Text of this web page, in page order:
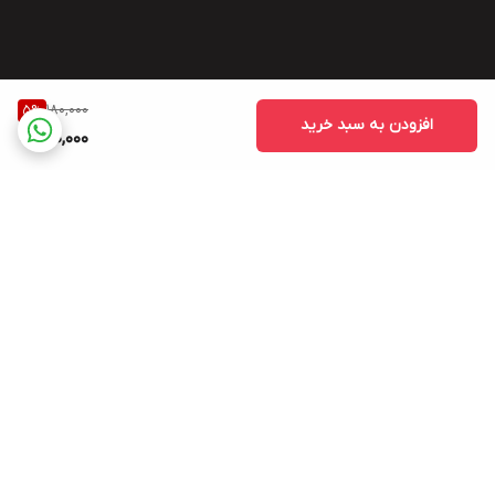
180,000
5%
170,000
افزودن به سبد خرید